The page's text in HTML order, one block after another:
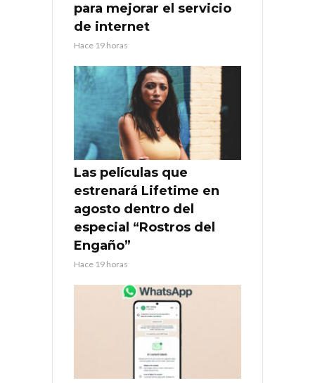
para mejorar el servicio
de internet
Hace 19 horas
Las películas que
estrenará Lifetime en
agosto dentro del
especial “Rostros del
Engaño”
Hace 19 horas